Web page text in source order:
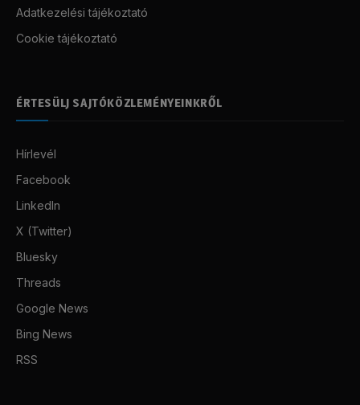
Adatkezelési tájékoztató
Cookie tájékoztató
ÉRTESÜLJ SAJTÓKÖZLEMÉNYEINKRŐL
Hírlevél
Facebook
LinkedIn
X (Twitter)
Bluesky
Threads
Google News
Bing News
RSS